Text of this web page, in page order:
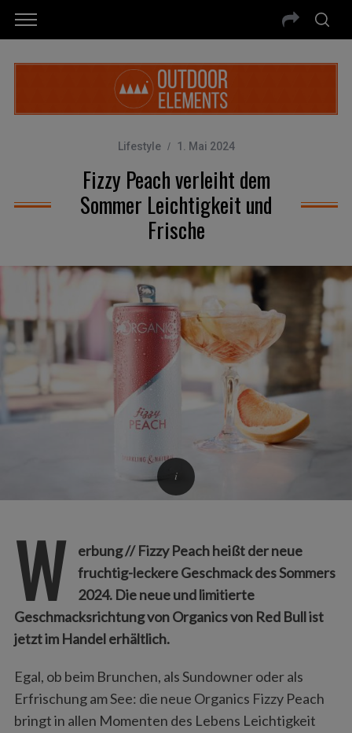
Lifestyle 1. Mai 2024
Fizzy Peach verleiht dem
Sommer Leichtigkeit und
Frische
W
erbung // Fizzy Peach heißt der neue
fruchtig-leckere Geschmack des Sommers
2024. Die neue und limitierte
Geschmacksrichtung von Organics von Red Bull ist
jetzt im Handel erhältlich.
Egal, ob beim Brunchen, als Sundowner oder als
Erfrischung am See: die neue Organics Fizzy Peach
bringt in allen Momenten des Lebens Leichtigkeit